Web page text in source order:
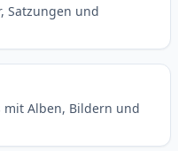
Satzungen und
mit Alben, Bildern und